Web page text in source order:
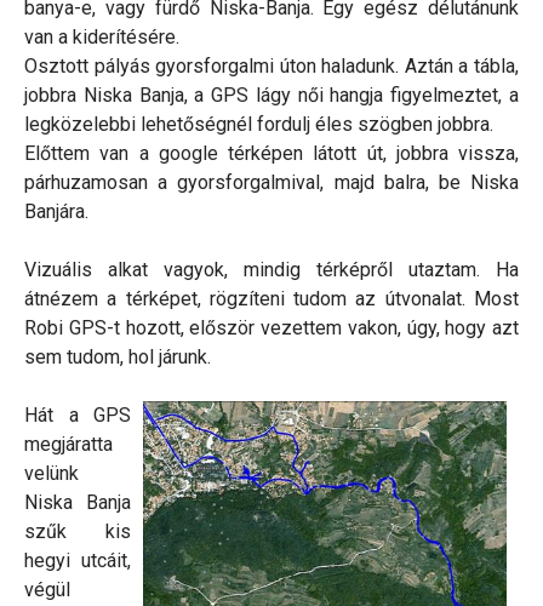
banya-e, vagy fürdő Niska-Banja. Egy egész délutánunk
van a kiderítésére.
Osztott pályás gyorsforgalmi úton haladunk. Aztán a tábla,
jobbra Niska Banja, a GPS lágy női hangja figyelmeztet, a
legközelebbi lehetőségnél fordulj éles szögben jobbra.
Előttem van a google térképen látott út, jobbra vissza,
párhuzamosan a gyorsforgalmival, majd balra, be Niska
Banjára.
Vizuális alkat vagyok, mindig térképről utaztam. Ha
átnézem a térképet, rögzíteni tudom az útvonalat. Most
Robi GPS-t hozott, először vezettem vakon, úgy, hogy azt
sem tudom, hol járunk.
Hát a GPS
megjáratta
velünk
Niska Banja
szűk kis
hegyi utcáit,
végül